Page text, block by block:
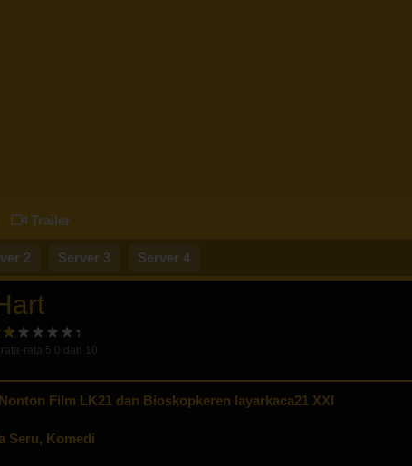
Trailer
2 Server 3 Server 4
rata 5.0 dari 10
Film LK21 dan Bioskopkeren layarkaca21 XXI
Seru, Komedi